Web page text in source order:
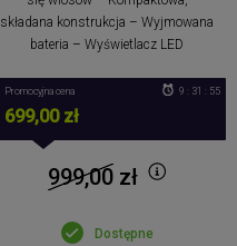
składana konstrukcja – Wyjmowana
bateria – Wyświetlacz LED
Promocyjna cena
699,00 zł
9 : 31 : 54
999,00zł
Dostępne